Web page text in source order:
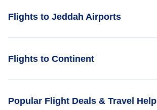
Vuelos de Caracas a Jeddah - CCS a JED
Flights to Jeddah Airports
Flights to Continent
Popular Flight Deals & Travel Help